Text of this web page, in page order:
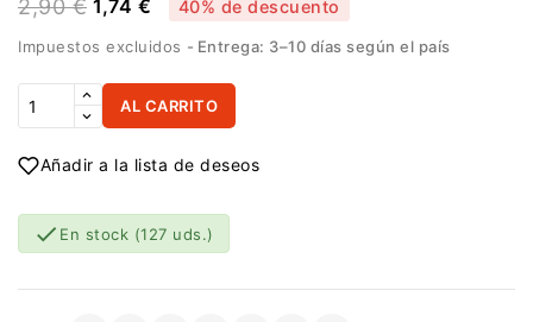
2,90 € 1,74 € 40% de descuento
Impuestos excluidos Entrega: 3–10 días según el país
AL CARRITO
Añadir a la lista de deseos
 En stock (127 uds.)